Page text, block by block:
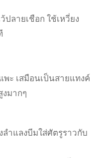
ปลายเชือก ใช้เหวี่ยง
พะ เสมือนเป็นสายแทงค์
มากๆ
ลำแลงบีมใส่ศัตรูราวกับ